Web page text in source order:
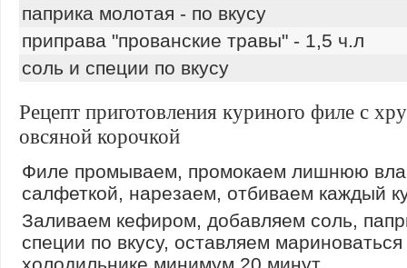
паприка молотая - по вкусу
приправа "прованские травы" - 1,5 ч.л
соль и специи по вкусу
Рецепт приготовления куриного филе с
овсяной корочкой
Филе промываем, промокаем лишнюю
салфеткой, нарезаем, отбиваем каждый
Заливаем кефиром, добавляем соль,
специи по вкусу, оставляем мариноваться
холодильнике минимум 20 минут.